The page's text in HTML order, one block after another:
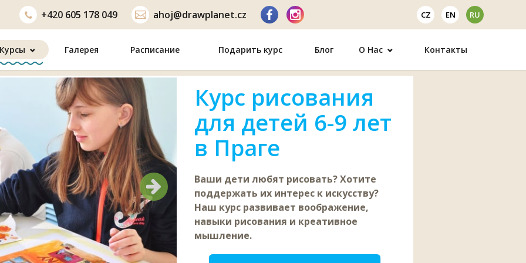
+420 605 178 049 ahoj@drawplanet.cz CZ EN RU
Курсы Галерея Расписание Подарить курс Блог О Нас Контакты
Следующий
Следующий
Курс рисования
для детей 6-9 лет
в Праге
Ваши дети любят рисовать? Хотите
поддержать их интерес к искусству?
Наш курс развивает воображение,
навыки рисования и креативное
мышление.